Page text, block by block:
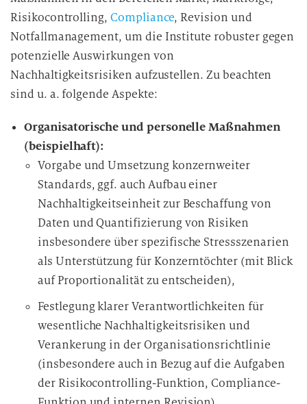
Risikocontrolling, Compliance, Revision und
Notfallmanagement, um die Institute robuster gegen
potenzielle Auswirkungen von
Nachhaltigkeitsrisiken aufzustellen. Zu beachten
sind u. a. folgende Aspekte:
Organisatorische und personelle Maßnahmen
(beispielhaft):
Vorgabe und Umsetzung konzernweiter
Standards, ggf. auch Aufbau einer
Nachhaltigkeitseinheit zur Beschaffung von
Daten und Quantifizierung von Risiken
insbesondere über spezifische Stressszenarien
als Unterstützung für Konzerntöchter (mit Blick
auf Proportionalität zu entscheiden),
Festlegung klarer Verantwortlichkeiten für
wesentliche Nachhaltigkeitsrisiken und
Verankerung in der Organisationsrichtlinie
(insbesondere auch in Bezug auf die Aufgaben
der Risikocontrolling-Funktion, Compliance-